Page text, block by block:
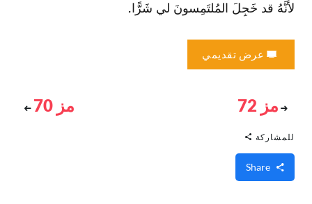
لأنَّهُ قد خَجِلَ المُلتَمِسونَ لي شَرًّا.
عرض تقديمي
مز 72 مز 70
للمشاركة